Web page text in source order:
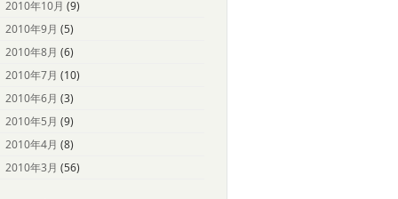
2010年10月 (9)
2010年9月 (5)
2010年8月 (6)
2010年7月 (10)
2010年6月 (3)
2010年5月 (9)
2010年4月 (8)
2010年3月 (56)